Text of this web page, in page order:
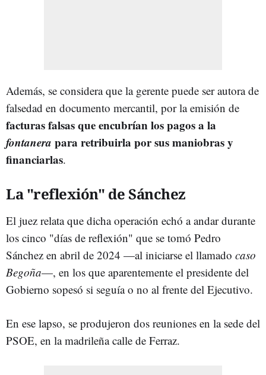
Además, se considera que la gerente puede ser autora de
falsedad en documento mercantil, por la emisión de
facturas falsas que encubrían los pagos a la
fontanera para retribuirla por sus maniobras y
financiarlas.
La "reflexión" de Sánchez
El juez relata que dicha operación echó a andar durante
los cinco "días de reflexión" que se tomó Pedro
Sánchez en abril de 2024 —al iniciarse el llamado caso
Begoña—, en los que aparentemente el presidente del
Gobierno sopesó si seguía o no al frente del Ejecutivo.
En ese lapso, se produjeron dos reuniones en la sede del
PSOE, en la madrileña calle de Ferraz.